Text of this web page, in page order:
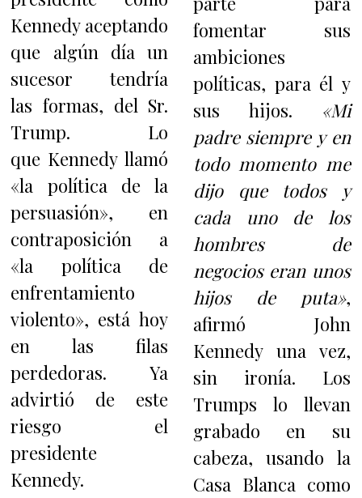
Kennedy aceptando
que algún día un
sucesor tendría
las formas, del Sr.
Trump. Lo
que Kennedy llamó
«la política de la
persuasión», en
contraposición a
«la política de
enfrentamiento
violento», está hoy
en las filas
perdedoras. Ya
advirtió de este
riesgo el
presidente
Kennedy.
fomentar sus
ambiciones
políticas, para él y
sus hijos. «Mi
padre siempre y en
todo momento me
dijo que todos y
cada uno de los
hombres de
negocios eran unos
hijos de puta»,
afirmó John
Kennedy una vez,
sin ironía. Los
Trumps lo llevan
grabado en su
cabeza, usando la
Casa Blanca como